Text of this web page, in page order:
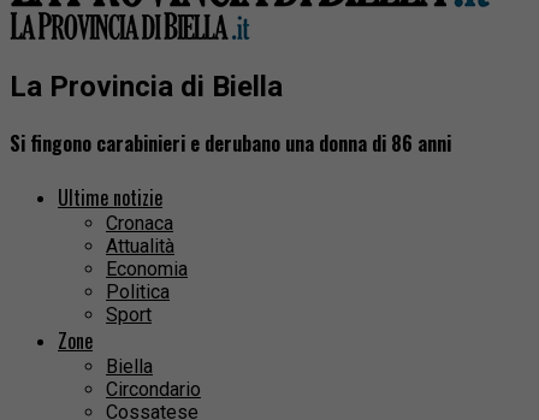
La Provincia di Biella
Si fingono carabinieri e derubano una donna di 86 anni
Ultime notizie
Cronaca
Attualità
Economia
Politica
Sport
Zone
Biella
Circondario
Cossatese